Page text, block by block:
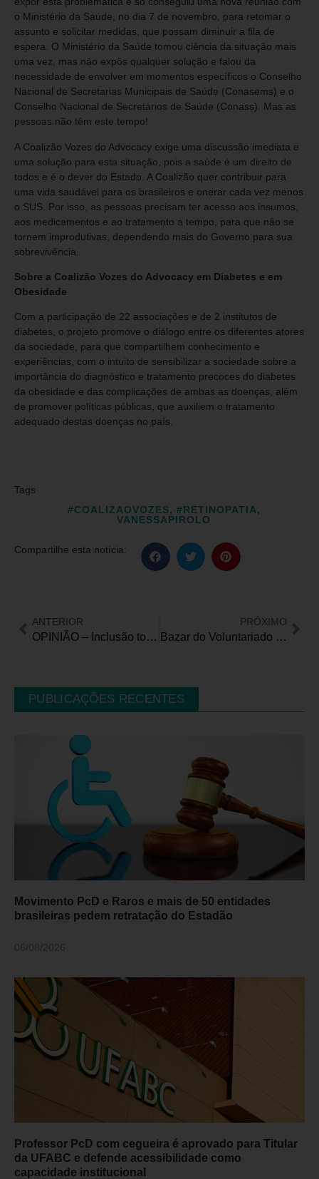
o Ministério da Saúde, no dia 7 de novembro, para retomar o
assunto e solicitar medidas, que possam diminuir a fila de
espera. O Ministério da Saúde tomou ciência da situação mais
uma vez, mas não expôs qualquer solução e falou da
necessidade de envolver em momentos específicos o Conselho
Nacional de Secretarias Municipais de Saúde (Conasems) e o
Conselho Nacional de Secretários de Saúde (Conass). Mas as
pessoas não têm este tempo!
A Coalizão Vozes do Advocacy exige uma discussão imediata e
uma solução para esta situação, pois a saúde é um direito de
todos e é o dever do Estado. A Coalizão quer contribuir para
uma vida saudável para os brasileiros e onerar cada vez menos
o SUS. Por isso, as pessoas precisam ter acesso aos insumos,
aos medicamentos e ao tratamento a tempo, para que não se
tornem improdutivas, dependendo mais do Governo para sua
sobrevivência.
Sobre a Coalizão Vozes do Advocacy em Diabetes e em
Obesidade
Com a participação de 22 associações e de 2 institutos de
diabetes, o projeto promove o diálogo entre os diferentes atores
da sociedade, para que compartilhem conhecimento e
experiências, com o intuito de sensibilizar a sociedade sobre a
importância do diagnóstico e tratamento precoces do diabetes
da obesidade e das complicações de ambas as doenças, além
de promover políticas públicas, que auxiliem o tratamento
adequado destas doenças no país.
Tags
#COALIZAOVOZES, #RETINOPATIA,
VANESSAPIROLO
Compartilhe esta notícia:
ANTERIOR
OPINIÃO – Inclusão total ou educação especial: a polêmica em torno do Decreto nº 10.502/2020
PRÓXIMO
Bazar do Voluntariado no Instituto Jô Clemente
PUBLICAÇÕES RECENTES
Movimento PcD e Raros e mais de 50 entidades
brasileiras pedem retratação do Estadão
Professor PcD com cegueira é aprovado para Titular
da UFABC e defende acessibilidade como
capacidade institucional